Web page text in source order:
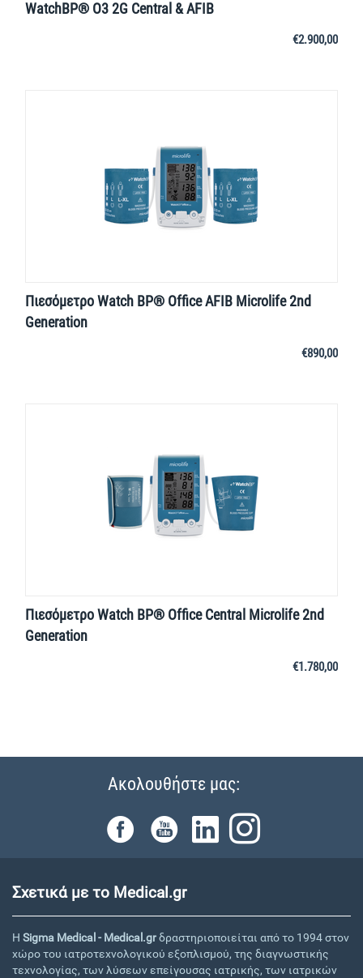
WatchBP® O3 2G Central & AFIB
€2.900,00
Πιεσόμετρο Watch BP® Office AFIB Microlife 2nd
Generation
€890,00
Πιεσόμετρο Watch BP® Office Central Microlife 2nd
Generation
€1.780,00
Ακολουθήστε μας:
Σχετικά με το Medical.gr
Η Sigma Medical - Medical.grδραστηριοποιείται από το 1994 στον
χώρο του ιατροτεχνολογικού εξοπλισμού, της διαγνωστικής
τεχνολογίας, των λύσεων επείγουσας ιατρικής, των ιατρικών